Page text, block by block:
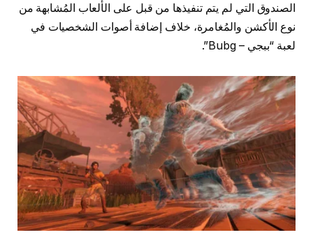
الصندوق التي لم يتم تنفيذها من قبل على الألعاب المُشابهة من
نوع الأكشن والمُغامرة، خلاف إضافة أصوات الشخصيات في
لعبة “ببجي – Bubg”.